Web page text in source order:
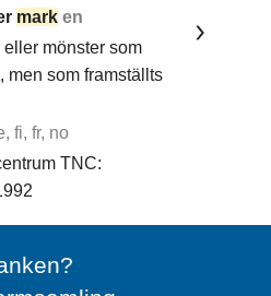
mark en
eller mönster som
men som framställts
fi, fr, no
TNC: